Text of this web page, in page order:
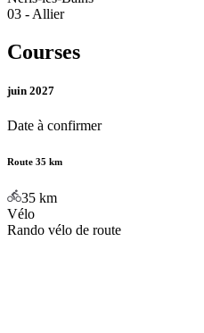
03 - Allier
Courses
juin 2027
Date à confirmer
Route 35 km
35 km
Vélo
Rando vélo de route